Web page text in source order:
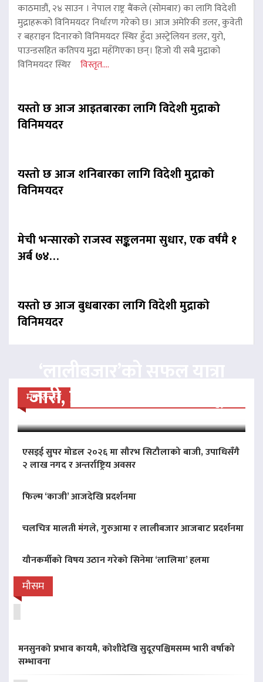
काठमाडौं, २४ साउन । नेपाल राष्ट्र बैंकले (सोमबार) का लागि विदेशी
मुद्राहरूको विनिमयदर निर्धारण गरेको छ। आज अमेरिकी डलर, कुवेती
र बहराइन दिनारको विनिमयदर स्थिर हुँदा अस्ट्रेलियन डलर, युरो,
पाउन्डसहित कतिपय मुद्रा महँगिएका छन्। हिजो यी सबै मुद्राको
विनिमयदर स्थिर विस्तृत....
यस्तो छ आज आइतबारका लागि विदेशी मुद्राको
विनिमयदर
यस्तो छ आज शनिबारका लागि विदेशी मुद्राको
विनिमयदर
मेची भन्सारको राजस्व सङ्कलनमा सुधार, एक वर्षमै १
अर्ब ७४…
यस्तो छ आज बुधबारका लागि विदेशी मुद्राको
विनिमयदर
मनोरन्जन
जारी, प्रदर्शनको ५१औँ दिन पूरा
एसइई सुपर मोडल २०२६ मा सौरभ सिटौलाको बाजी, उपाधिसँगै
२ लाख नगद र अन्तर्राष्ट्रिय अवसर
फिल्म ‘काजी’ आजदेखि प्रदर्शनमा
चलचित्र मालती मंगले, गुरुआमा र लालीबजार आजबाट प्रदर्शनमा
यौनकर्मीको विषय उठान गरेको सिनेमा ‘लालिमा’ हलमा
मौसम
मनसुनको प्रभाव कायमै, कोशीदेखि सुदूरपश्चिमसम्म भारी वर्षाको
सम्भावना